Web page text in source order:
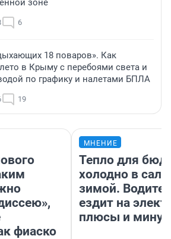
зоне
6
18 поваров». Как
в Крыму с перебоями света и
по графику и налетами БПЛА
19
фиаско
МНЕНИЕ
Тепло для
холодно в
зимой.
ездит на
плюсы и